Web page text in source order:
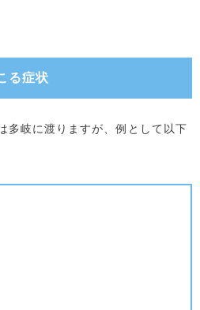
る症状
多岐に渡りますが、例として以下